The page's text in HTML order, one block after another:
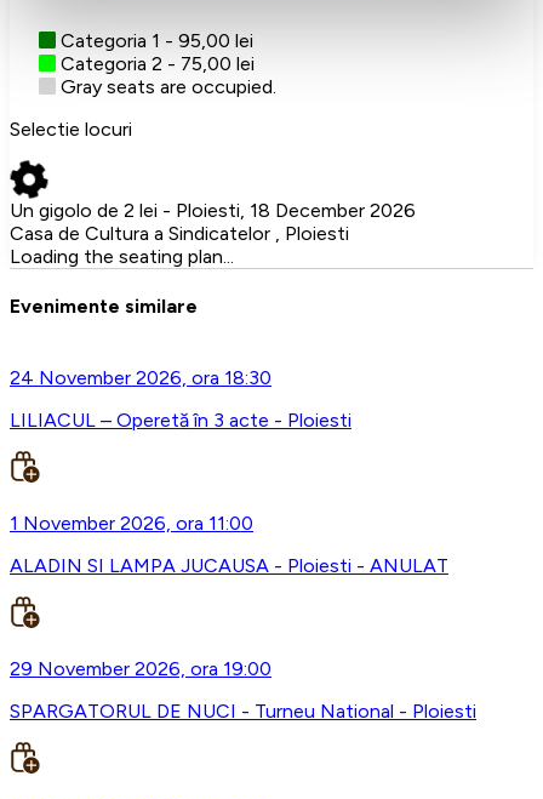
Categoria 1 - 95,00 lei
Categoria 2 - 75,00 lei
Gray seats are occupied.
Selectie locuri
Un gigolo de 2 lei - Ploiesti, 18 December 2026
Casa de Cultura a Sindicatelor , Ploiesti
Loading the seating plan...
Evenimente similare
24 November 2026, ora 18:30
LILIACUL – Operetă în 3 acte - Ploiesti
1 November 2026, ora 11:00
ALADIN SI LAMPA JUCAUSA - Ploiesti - ANULAT
29 November 2026, ora 19:00
SPARGATORUL DE NUCI - Turneu National - Ploiesti